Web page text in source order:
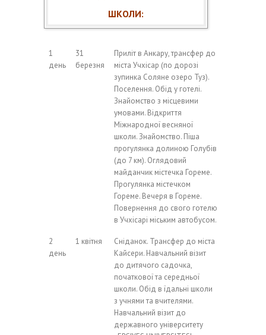
ШКОЛИ:
1
день
31
березня
Приліт в Анкару, трансфер до
міста Учхісар (по дорозі
зупинка Соляне озеро Туз).
Поселення. Обід у готелі.
Знайомство з місцевими
умовами. Відкриття
Міжнародної весняної
школи. Знайомство. Піша
прогулянка долиною Голубів
(до 7 км). Оглядовий
майданчик містечка Гореме.
Прогулянка містечком
Гореме. Вечеря в Гореме.
Повернення до свого готелю
в Учхісарі міським автобусом.
2
день
1 квітня
Сніданок. Трансфер до міста
Кайсери. Навчальний візит
до дитячого садочка,
початкової та середньої
школи. Обід в їдальні школи
з учнями та вчителями.
Навчальний візит до
державного університету